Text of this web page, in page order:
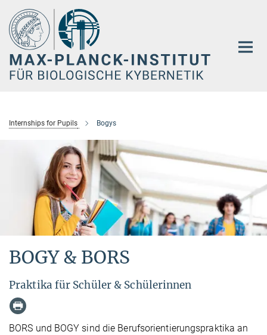
Hauptinhalt
Internships for Pupils Bogys
BOGY & BORS
Praktika für Schüler & Schülerinnen
BORS und BOGY sind die Berufsorientierungspraktika an